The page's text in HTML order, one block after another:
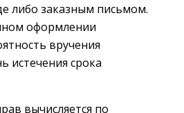
либо заказным письмом.
оформлении
вручения
истечения срока
вычисляется по